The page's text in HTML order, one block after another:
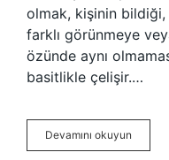
olmak, kişinin bildiği,
farklı görünmeye
özünde aynı
basitlikle çelişir.…
Devamını okuyun
Yüzlü